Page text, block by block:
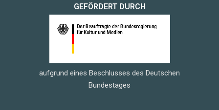
GEFÖRDERT DURCH
aufgrund eines Beschlusses des Deutschen
Bundestages